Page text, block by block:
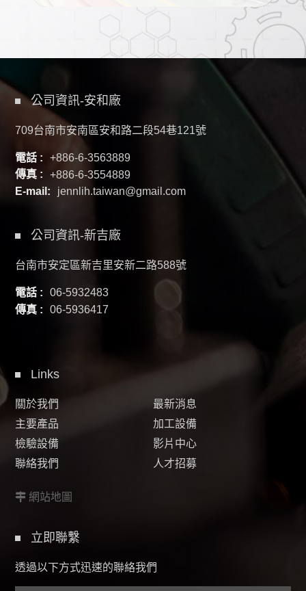
公司資訊-安和廠
709台南市安南區安和路二段54巷121號
電話 :
+886-6-3563889
傳真 :
+886-6-3554889
E-mail:
jennlih.taiwan@gmail.com
公司資訊-新吉廠
台南市安定區新吉里安新二路588號
電話 :
06-5932483
傳真 :
06-5936417
Links
關於我們
最新消息
主要產品
加工設備
檢驗設備
影片中心
聯絡我們
人才招募
網站地圖
立即聯繫
透過以下方式迅速的聯絡我們